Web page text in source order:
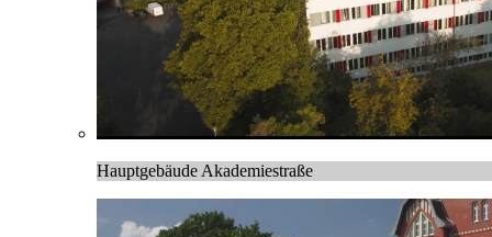
Hauptgebäude Akademiestraße